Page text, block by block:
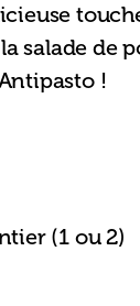
salade de
!
(1 ou 2)